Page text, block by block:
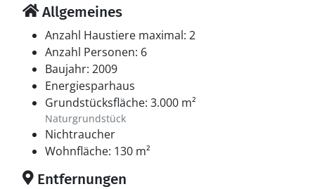
Allgemeines
Anzahl Haustiere maximal: 2
Anzahl Personen: 6
Baujahr: 2009
Energiesparhaus
Grundstücksfläche: 3.000 m²
Naturgrundstück
Nichtraucher
Wohnfläche: 130 m²
Entfernungen